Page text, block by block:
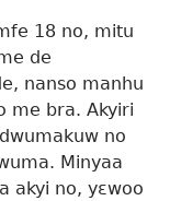
18 no, mitu
de
nanso manhu
me bra. Akyiri
no
Minyaa
akyi no, yɛwoo